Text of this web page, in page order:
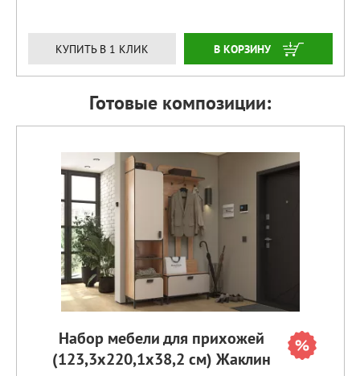
КУПИТЬ В 1 КЛИК ЗАКАЗАТЬ
Готовые композиции:
Набор мебели для прихожей
(123,3х220,1х38,2 см) Жаклин